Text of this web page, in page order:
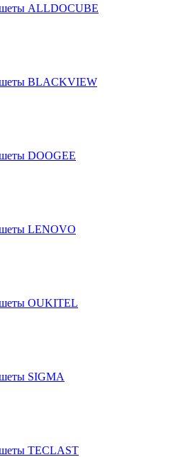
ALLDOCUBE
BLACKVIEW
DOOGEE
LENOVO
OUKITEL
SIGMA
TECLAST